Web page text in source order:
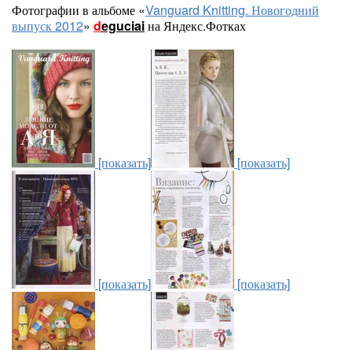
Фотографии в альбоме «Vanguard Knitting. Новогодний
выпуск 2012» deguciaiна Яндекс.Фотках
[показать] [показать]
[показать] [показать]